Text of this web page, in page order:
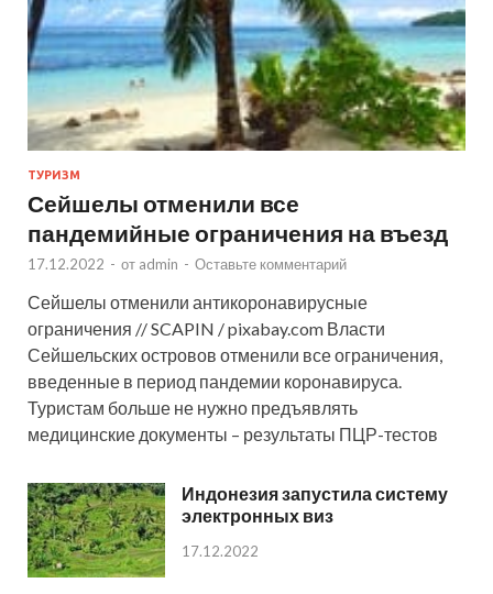
ТУРИЗМ
Сейшелы отменили все
пандемийные ограничения на въезд
17.12.2022 - от admin - Оставьте комментарий
Сейшелы отменили антикоронавирусные
ограничения // SCAPIN / pixabay.com Власти
Сейшельских островов отменили все ограничения,
введенные в период пандемии коронавируса.
Туристам больше не нужно предъявлять
медицинские документы – результаты ПЦР-тестов
Индонезия запустила систему
электронных виз
17.12.2022